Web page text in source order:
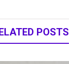
POSTS